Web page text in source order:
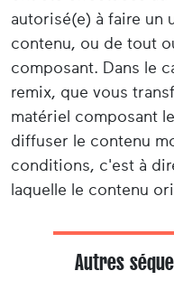
autorisé(e) à faire un
contenu, ou de tout
composant. Dans le
remix, que vous
matériel composant
diffuser le contenu
conditions, c'est à
laquelle le contenu
Autres